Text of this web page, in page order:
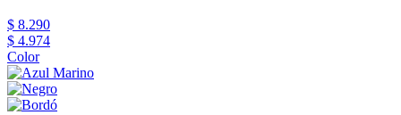
$ 8.290
$ 4.974
Color